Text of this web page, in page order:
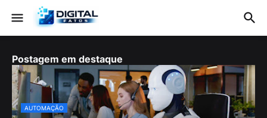
Postagem em destaque
AUTOMAÇÃO